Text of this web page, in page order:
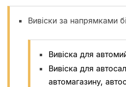
Вивіски за напрямками
Вивіска для
Вивіска для
автомагазину,